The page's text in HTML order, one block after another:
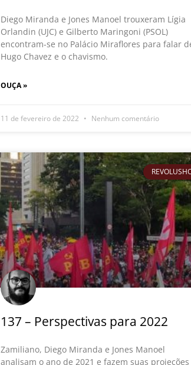
Diego Miranda e Jones Manoel trouxeram Lígia
Orlandin (UJC) e Gilberto Maringoni (PSOL)
encontram-se no Palácio Miraflores para falar
Hugo Chavez e o chavismo.
OUÇA »
11 de fevereiro de 2022 Nenhum comentário
137 – Perspectivas para 2022
Zamiliano, Diego Miranda e Jones Manoel
analisam o ano de 2021 e fazem suas projeções